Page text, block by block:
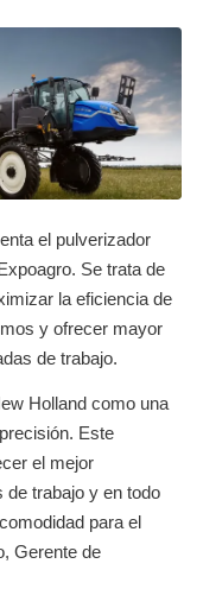
el pulverizador
Se trata de
la eficiencia de
y ofrecer mayor
de trabajo.
Holland como una
Este
el mejor
de trabajo y en todo
para el
Gerente de